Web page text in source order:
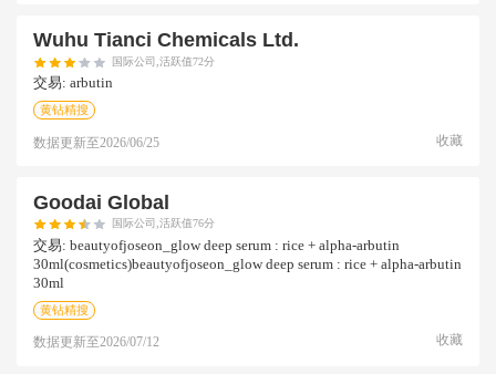
Wuhu Tianci Chemicals Ltd.
国际公司,活跃值72分
交易: arbutin
黄钻精搜
数据更新至2026/06/25 收藏
Goodai Global
国际公司,活跃值76分
交易: beautyofjoseon_glow deep serum : rice + alpha-arbutin
30ml(cosmetics)beautyofjoseon_glow deep serum : rice + alpha-arbutin
30ml
黄钻精搜
数据更新至2026/07/12 收藏